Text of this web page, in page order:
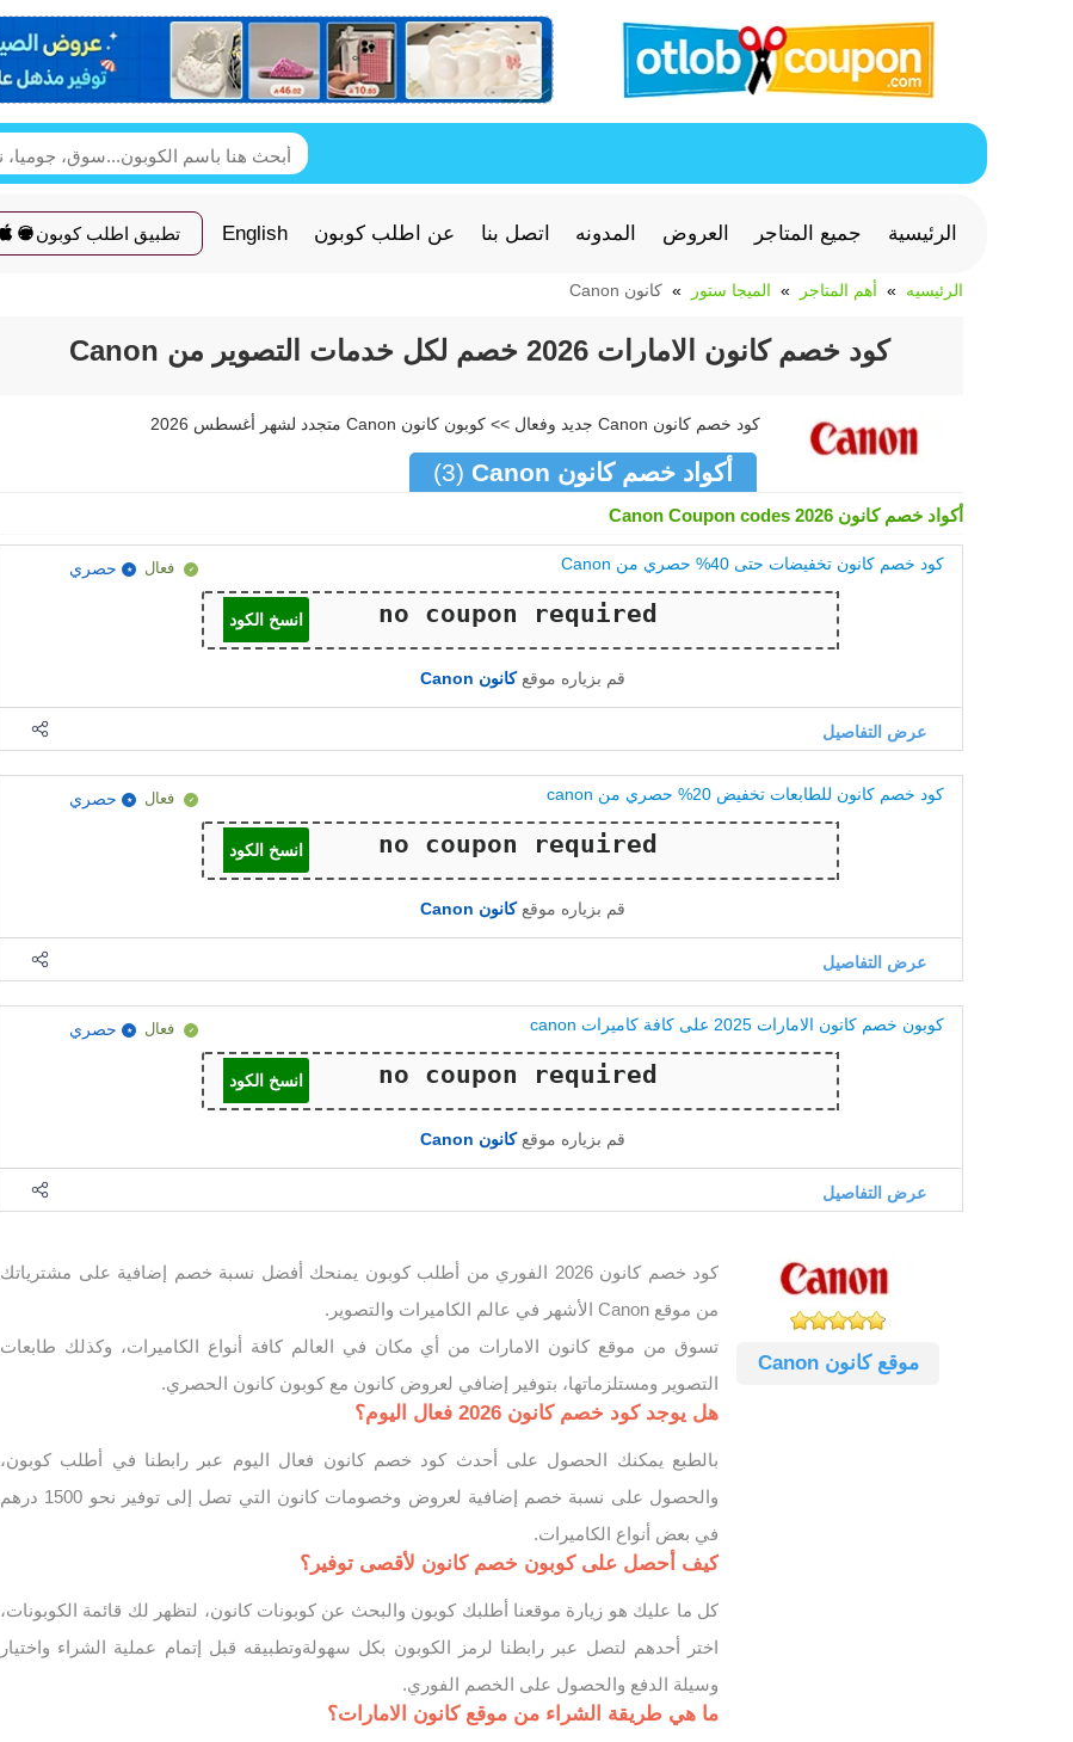
الرئيسية جميع المتاجر العروض المدونه اتصل بنا عن اطلب كوبون English تطبيق اطلب كوبون
الرئيسيه أهم المتاجر الميجا ستور كانون Canon
كود خصم كانون الامارات 2026 خصم لكل خدمات التصوير من Canon
كود خصم كانون Canon جديد وفعال >> كوبون كانون Canon متجدد لشهر أغسطس 2026
أكواد خصم كانون Canon (3)
أكواد خصم كانون Canon Coupon codes 2026
كود خصم كانون تخفيضات حتى 40% حصري من Canon فعال حصري
انسخ الكود
قم بزياره موقعكانون Canon
عرض التفاصيل
كود خصم كانون للطابعات تخفيض 20% حصري من canon فعال حصري
انسخ الكود
قم بزياره موقعكانون Canon
عرض التفاصيل
كوبون خصم كانون الامارات 2025 على كافة كاميرات canon فعال حصري
انسخ الكود
قم بزياره موقعكانون Canon
عرض التفاصيل
موقع كانون Canon
كود خصم كانون 2026 الفوري من أطلب كوبون يمنحك أفضل نسبة خصم إضافية على مشترياتك
من موقع Canon الأشهر في عالم الكاميرات والتصوير.
تسوق من موقع كانون الامارات من أي مكان في العالم كافة أنواع الكاميرات، وكذلك طابعات
التصوير ومستلزماتها، بتوفير إضافي لعروض كانون مع كوبون كانون الحصري.
هل يوجد كود خصم كانون 2026 فعال اليوم؟
بالطبع يمكنك الحصول على أحدث كود خصم كانون فعال اليوم عبر رابطنا في أطلب كوبون،
والحصول على نسبة خصم إضافية لعروض وخصومات كانون التي تصل إلى توفير نحو 1500 درهم
في بعض أنواع الكاميرات.
كيف أحصل على كوبون خصم كانون لأقصى توفير؟
كل ما عليك هو زيارة موقعنا أطلبك كوبون والبحث عن كوبونات كانون، لتظهر لك قائمة الكوبونات،
اختر أحدهم لتصل عبر رابطنا لرمز الكوبون بكل سهولةوتطبيقه قبل إتمام عملية الشراء واختيار
وسيلة الدفع والحصول على الخصم الفوري.
ما هي طريقة الشراء من موقع كانون الامارات؟